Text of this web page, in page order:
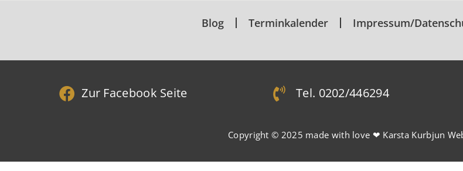
Blog Terminkalender Impressum/
Zur Facebook Seite Tel. 0202/446294
Copyright © 2025 made with love ❤ Karsta Kurbjun